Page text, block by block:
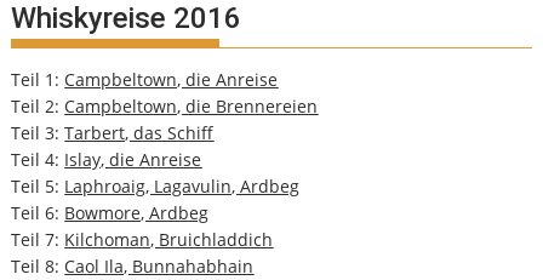
Whiskyreise 2016
Teil 1: Campbeltown, die Anreise
Teil 2: Campbeltown, die Brennereien
Teil 3:Tarbert, das Schiff
Teil 4: Islay, die Anreise
Teil 5: Laphroaig, Lagavulin, Ardbeg
Teil 6: Bowmore, Ardbeg
Teil 7: Kilchoman, Bruichladdich
Teil 8: Caol Ila, Bunnahabhain